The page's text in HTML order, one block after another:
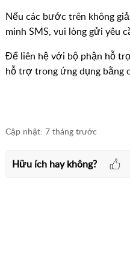
Nếu các bước trên không
minh SMS, vui lòng gửi yêu
Để liên hệ với bộ phận hỗ
hỗ trợ trong ứng dụng bằng
Cập nhật: 7 tháng trước
Hữu ích hay không?